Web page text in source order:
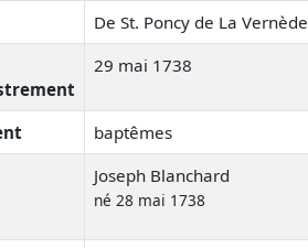
De St. Poncy de La Vernède
29 mai 1738
baptêmes
Joseph Blanchard
né 28 mai 1738